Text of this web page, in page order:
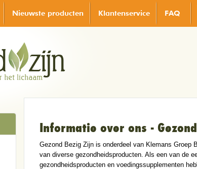
Nieuwste producten Klantenservice FAQ
Informatie over ons -
Gezond Bezig Zijn is onderdeel van Klemans Groep
van diverse gezondheidsproducten. Als een van de
gezondheidsproducten en voedingssupplementen